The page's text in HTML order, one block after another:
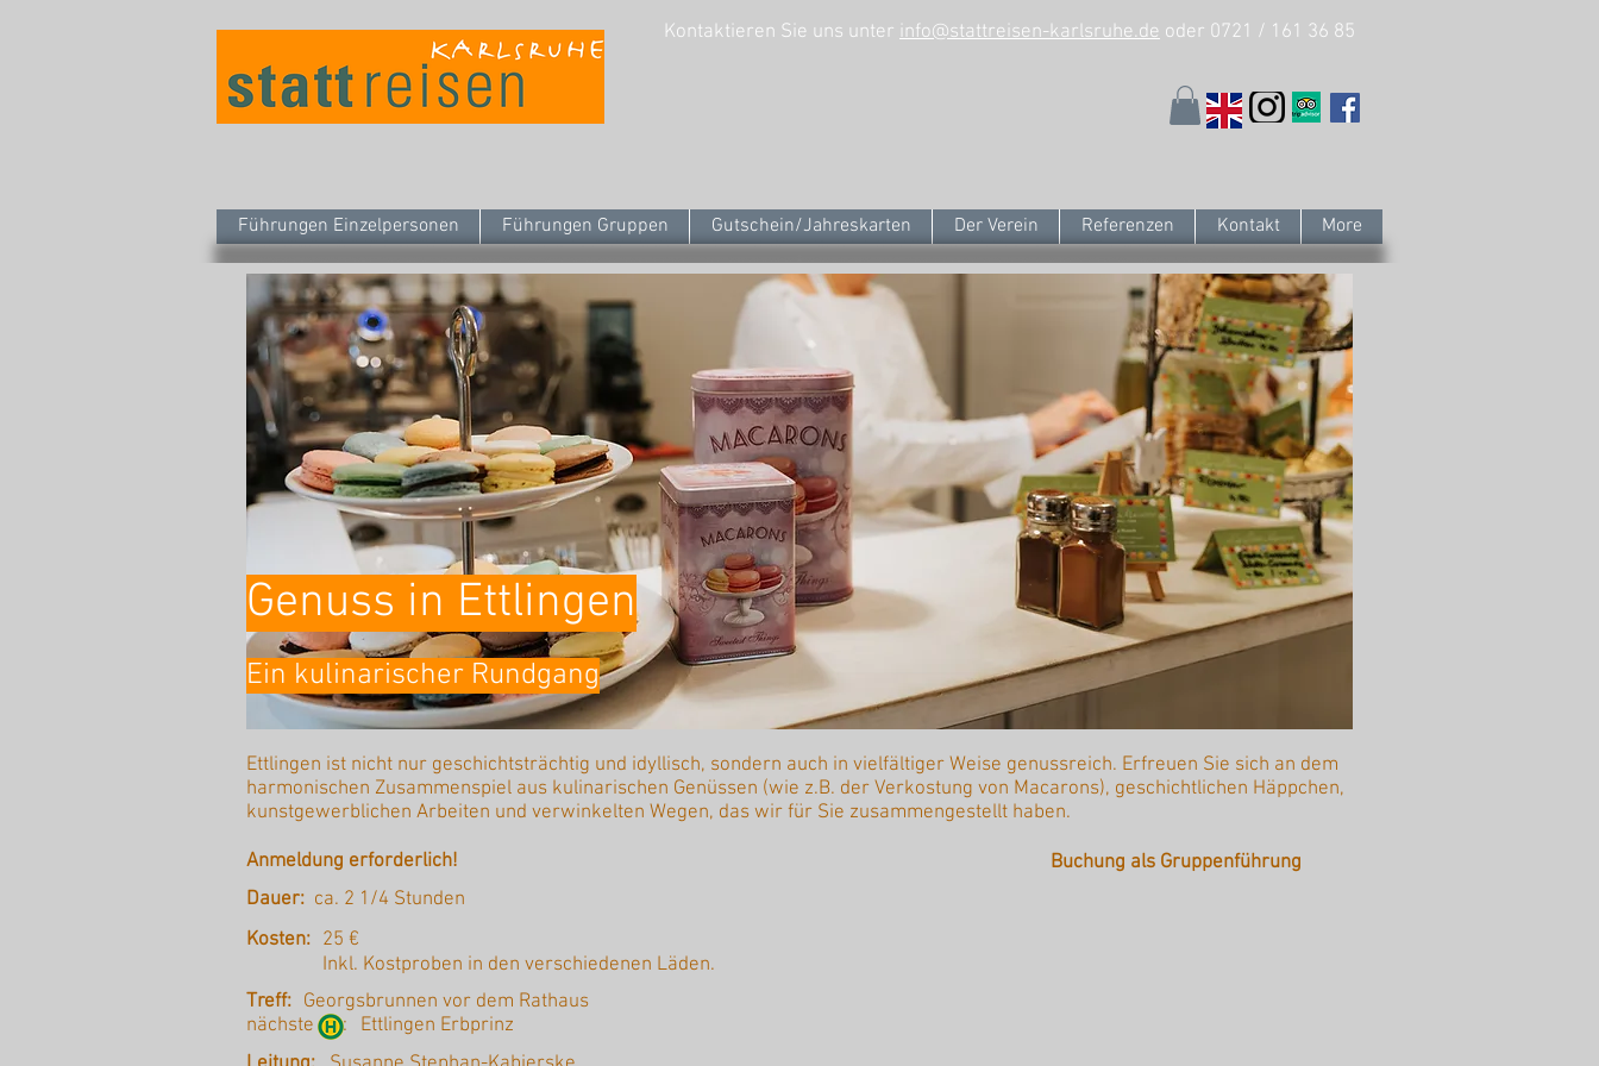
Kontaktieren Sie uns unter info@stattreisen-karlsruhe.de oder 0721 / 161 36 85
Führungen Einzelpersonen Führungen Gruppen Gutschein/Jahreskarten Der Verein Referenzen Kontakt More
Ein kulinarischer Rundgang
Genuss in Ettlingen
Ettlingen ist nicht nur geschichtsträchtig und idyllisch, sondern auch in vielfältiger Weise genussreich. Erfreuen Sie sich an dem
harmonischen Zusammenspiel aus kulinarischen Genüssen (wie z.B. der Verkostung von Macarons), geschichtlichen Häppchen,
kunstgewerblichen Arbeiten und verwinkelten Wegen, das wir für Sie zusammengestellt haben.
Buchung als Gruppenführung
Anmeldung erforderlich!
ca. 2 1/4 Stunden
Dauer:
Kosten: 25 €
Inkl. Kostproben in den verschiedenen Läden.
Georgsbrunnen vor dem Rathaus
Treff:
nächste :
Ettlingen Erbprinz